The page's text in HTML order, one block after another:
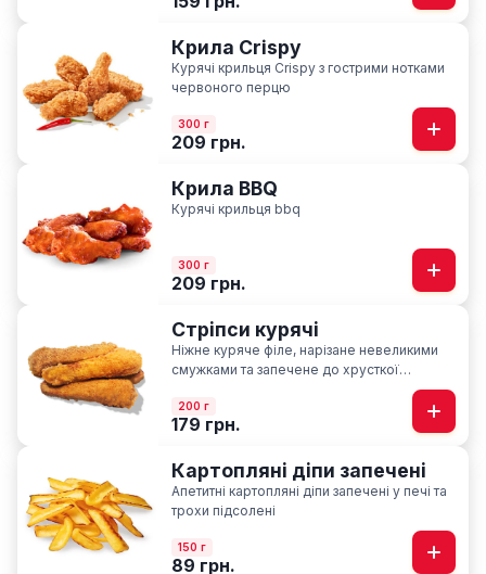
Крила Crispy
Курячі крильця Crispy з гострими нотками
червоного перцю
300 г
209 грн.
Крила BBQ
Курячі крильця bbq
300 г
209 грн.
Стріпси курячі
Ніжне куряче філе, нарізане невеликими
смужками та запечене до хрусткої
200 г
179 грн.
Картопляні діпи запечені
Апетитні картопляні діпи запечені у печі та
трохи підсолені
150 г
89 грн.